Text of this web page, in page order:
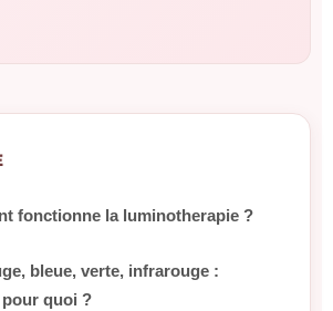
fonctionne la luminotherapie ?
bleue, verte, infrarouge :
pour quoi ?